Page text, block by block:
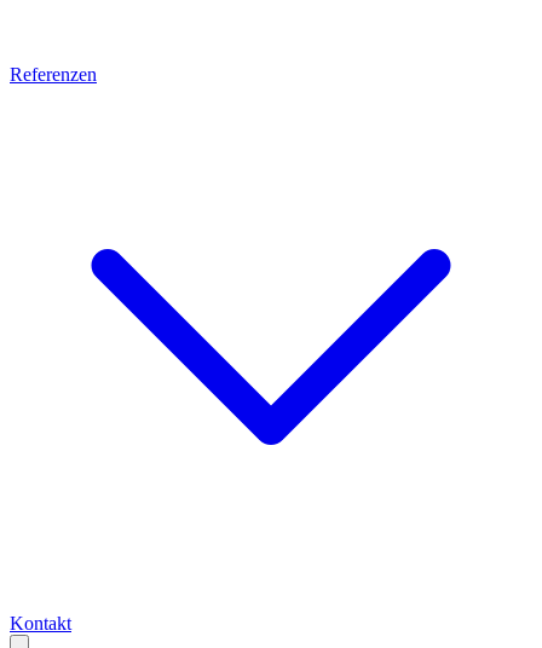
Referenzen
Kontakt